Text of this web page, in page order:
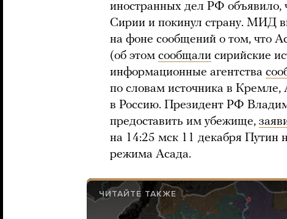
иностранных дел РФ объявило,
Сирии и покинул страну. МИД
на фоне сообщений о том, что
(об этом сообщали сирийские
информационные агентства
по словам источника в Кремле,
в Россию. Президент РФ
предоставить им убежище,
на 14:25 мск 11 декабря Путин
режима Асада.
ЧИТАЙТЕ ТАКЖЕ